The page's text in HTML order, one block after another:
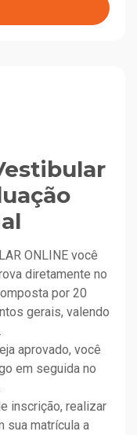
ONLINE você
diretamente no
por 20
gerais, valendo
aprovado, você
em seguida no
inscrição, realizar
sua matrícula a